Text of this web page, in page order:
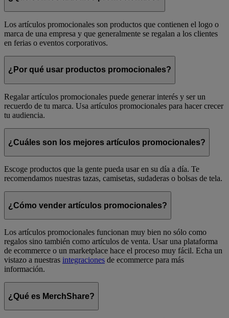
Los artículos promocionales son productos que contienen el logo o
marca de una empresa y que generalmente se regalan a los clientes
en ferias o eventos corporativos.
¿Por qué usar productos promocionales?
Regalar artículos promocionales puede generar interés y ser un
recuerdo de tu marca. Usa artículos promocionales para hacer crecer
tu audiencia.
¿Cuáles son los mejores artículos promocionales?
Escoge productos que la gente pueda usar en su día a día. Te
recomendamos nuestras tazas, camisetas, sudaderas o bolsas de tela.
¿Cómo vender artículos promocionales?
Los artículos promocionales funcionan muy bien no sólo como
regalos sino también como artículos de venta. Usar una plataforma
de ecommerce o un marketplace hace el proceso muy fácil. Echa un
vistazo a nuestras integraciones de ecommerce para más
información.
¿Qué es MerchShare?